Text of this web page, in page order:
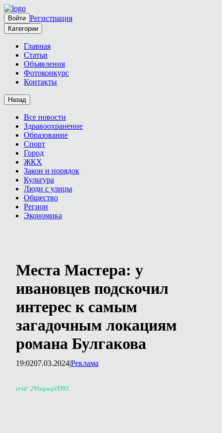
Войти Регистрация
Категории
Главная
Статьи
Объявления
Фотоконкурс
Контакты
Назад
Все новости
Здравоохранение
Образование
Спорт
Город
ЖКХ
Закон и порядок
Культура
Люди с улицы
Общество
Регион
Экономика
Места Мастера: у
ивановцев подскочил
интерес к самым
загадочным локациям
романа Булгакова
19:0207.03.2024|Реклама
erid: 2VtzqwqVD95